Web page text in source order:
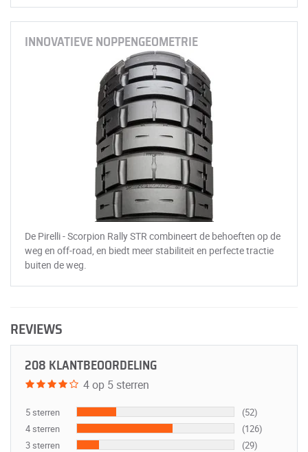
INNOVATIEVE NOPPENGEOMETRIE
De Pirelli - Scorpion Rally STR combineert de behoeften op de
weg en off-road, en biedt meer stabiliteit en perfecte tractie
buiten de weg.
REVIEWS
208 KLANTBEOORDELING
4 op 5 sterren
5 sterren
(52)
4 sterren
(126)
3 sterren
(29)